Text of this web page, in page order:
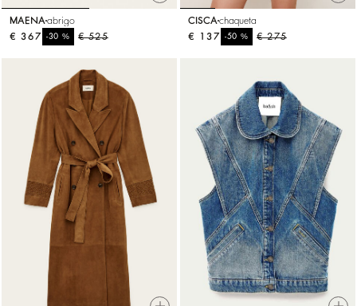
MAENA abrigo
€ 525
-30%
€ 367
CISCA chaqueta
€ 275
-50%
€ 137